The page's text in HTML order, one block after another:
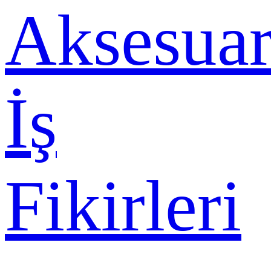
İş
Fikirleri